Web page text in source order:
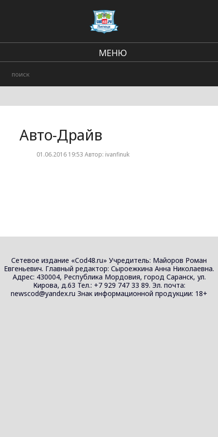
МЕНЮ
Городские события
Авто-Драйв
01.06.2016 19:53 Автор: ivanfinuk
Сетевое издание «Cod48.ru» Учредитель: Майоров Роман
Евгеньевич. Главный редактор: Сыроежкина Анна Николаевна.
Адрес: 430004, Республика Мордовия, город Саранск, ул.
Кирова, д.63 Тел.: +7 929 747 33 89. Эл. почта:
newscod@yandex.ru Знак информационной продукции: 18+